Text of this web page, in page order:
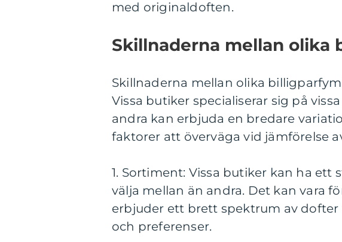
med originaldoften.
Skillnaderna mellan
Skillnaderna mellan olika
Vissa butiker specialiserar sig på
andra kan erbjuda en bredare
faktorer att överväga vid jämförelse
1. Sortiment: Vissa butiker kan ha
välja mellan än andra. Det kan vara
erbjuder ett brett spektrum av dofter
och preferenser.